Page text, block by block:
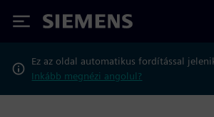
Siemens
Ez az oldal automatikus fordítással
Inkább megnézi angolul?